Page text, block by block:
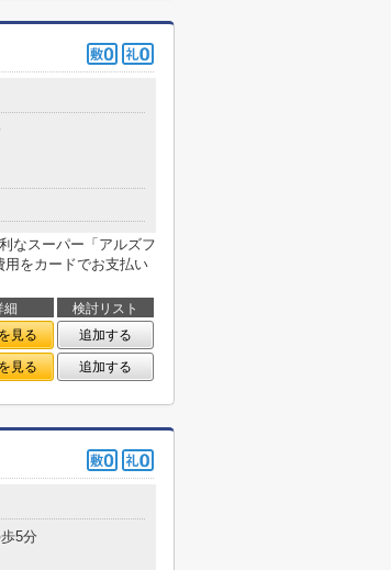
なスーパー「アルズフ
用をカードでお支払い
細
検討リスト
見る
追加する
見る 追加する
5分